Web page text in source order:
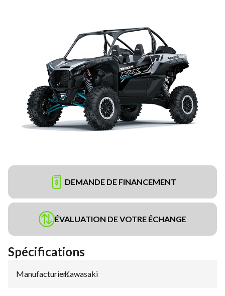
DEMANDE DE FINANCEMENT
ÉVALUATION DE VOTRE ÉCHANGE
Spécifications
Manufacturier:
Kawasaki